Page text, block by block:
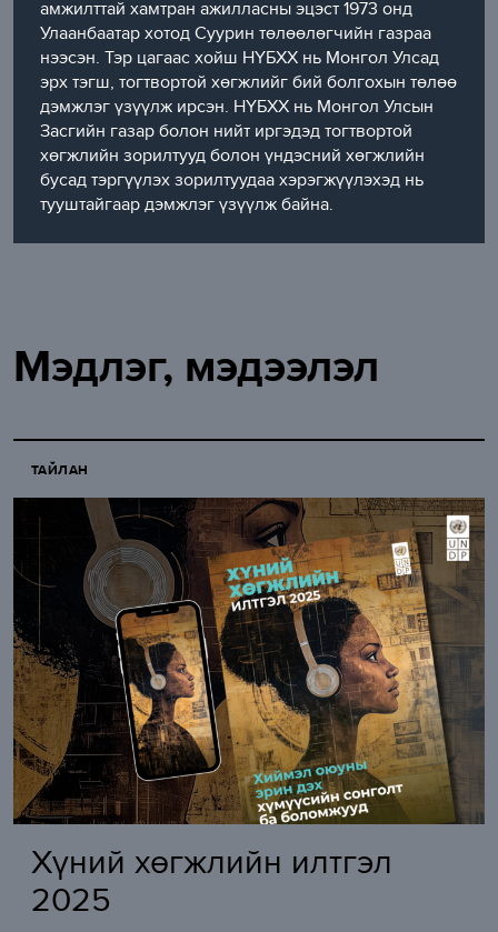
амжилттай хамтран ажилласны эцэст 1973 онд
Улаанбаатар хотод Суурин төлөөлөгчийн газраа
нээсэн. Тэр цагаас хойш НҮБХХ нь Монгол Улсад
эрх тэгш, тогтвортой хөгжлийг бий болгохын төлөө
дэмжлэг үзүүлж ирсэн. НҮБХХ нь Монгол Улсын
Засгийн газар болон нийт иргэдэд тогтвортой
хөгжлийн зорилтууд болон үндэсний хөгжлийн
бусад тэргүүлэх зорилтуудаа хэрэгжүүлэхэд нь
тууштайгаар дэмжлэг үзүүлж байна.
Мэдлэг, мэдээлэл
ТАЙЛАН
Хүний хөгжлийн илтгэл
2025